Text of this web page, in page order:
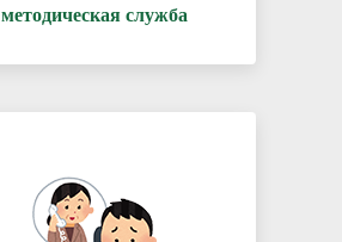
методическая служба